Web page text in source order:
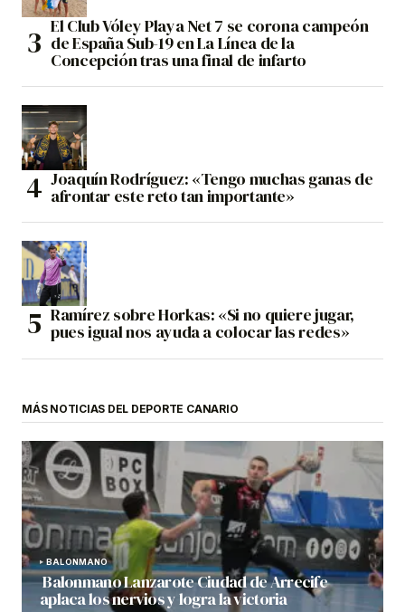
El Club Vóley Playa Net 7 se corona campeón
de España Sub-19 en La Línea de la
Concepción tras una final de infarto
Joaquín Rodríguez: «Tengo muchas ganas de
afrontar este reto tan importante»
Ramírez sobre Horkas: «Si no quiere jugar,
pues igual nos ayuda a colocar las redes»
MÁS NOTICIAS DEL DEPORTE CANARIO
BALONMANO
Balonmano Lanzarote Ciudad de Arrecife
aplaca los nervios y logra la victoria